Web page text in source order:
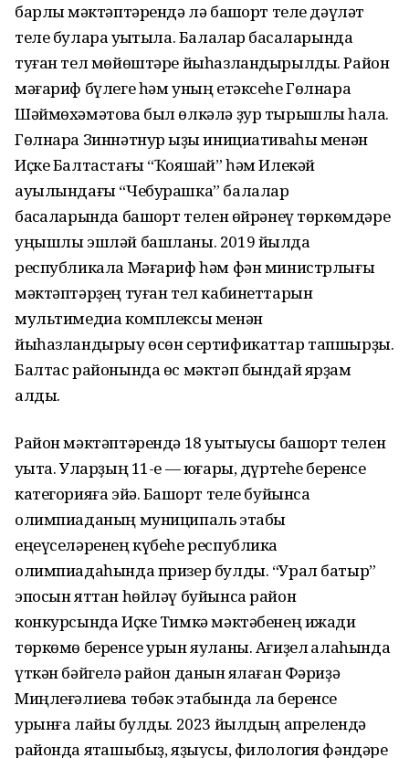
барлыҡ мəктəптəрендə лə башҡорт теле дəүлəт
теле булараҡ уҡытыла. Балалар баҡсаларында
туған тел мөйөштəре йыһазландырылды. Район
мəғариф бүлеге һəм уның етəксеһе Гөлнара
Шəймөхəмəтова был өлкəлə ҙур тырышлыҡ һала.
Гөлнара Зиннəтнур ҡыҙы инициативаһы менəн
Иҫке Балтастағы “Ҡояшҡай” һəм Илекəй
ауылындағы “Чебурашка” балалар
баҡсаларында башҡорт телен өйрəнеү төркөмдəре
уңышлы эшлəй башланы. 2019 йылда
республикала Мəғариф һəм фəн министрлығы
мəктəптəрҙең туған тел кабинеттарын
мультимедиа комплексы менəн
йыһазландырыу өсөн сертификаттар тапшырҙы.
Балтас районында өс мəктəп бындай ярҙам
алды.
Район мəктəптəрендə 18 уҡытыусы башҡорт телен
уҡыта. Уларҙың 11-е — юғары, дүртеһе беренсе
категорияға эйə. Башҡорт теле буйынса
олимпиаданың муниципаль этабы
еңеүселəренең күбеһе республика
олимпиадаһында призер булды. “Урал батыр”
эпосын яттан һөйлəү буйынса район
конкурсында Иҫке Тимкə мəктəбенең ижади
төркөмө беренсе урын яуланы. Ағиҙел ҡалаһында
үткəн бəйгелə район данын яҡлаған Фəриҙə
Миңлеғəлиева төбəк этабында ла беренсе
урынға лайыҡ булды. 2023 йылдың апрелендə
районда яҡташыбыҙ, яҙыусы, филология фəндəре